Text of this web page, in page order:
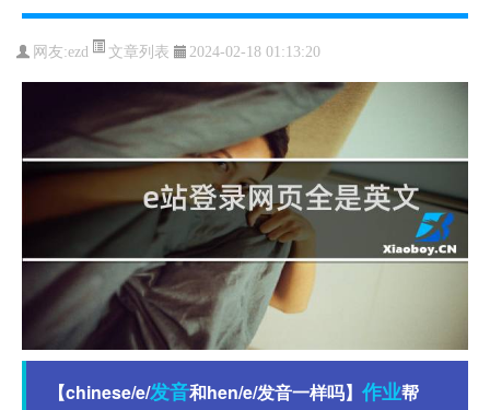
网友:ezd 文章列表 2024-02-18 01:13:20
【chinese/e/发音和hen/e/发音一样吗】 作业帮